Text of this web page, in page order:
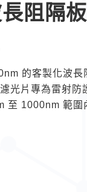
阻隔板
的客製化波長
光片專為雷射
至 1000nm 範圍